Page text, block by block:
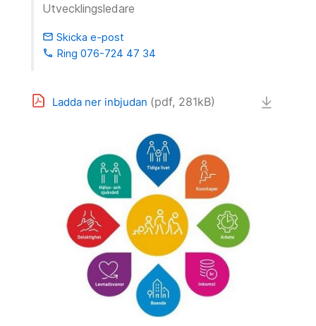
Utvecklingsledare
email Skicka e-post
phone Ring 076-724 47 34
Ladda ner inbjudan (pdf, 281kB)